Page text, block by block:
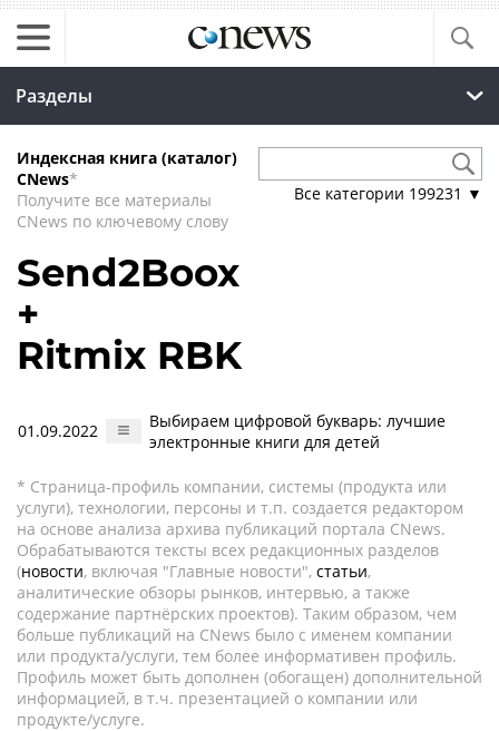
Разделы
Индексная книга (каталог)
CNews*
Получите все материалы
CNews по ключевому слову
Все категории 199231 ▼
Send2Boox
+
Ritmix RBK
01.09.2022
Выбираем цифровой букварь: лучшие
электронные книги для детей
* Страница-профиль компании, системы (продукта или
услуги), технологии, персоны и т.п. создается редактором
на основе анализа архива публикаций портала CNews.
Обрабатываются тексты всех редакционных разделов
(новости, включая "Главные новости", статьи,
аналитические обзоры рынков, интервью, а также
содержание партнёрских проектов). Таким образом, чем
больше публикаций на CNews было с именем компании
или продукта/услуги, тем более информативен профиль.
Профиль может быть дополнен (обогащен) дополнительной
информацией, в т.ч. презентацией о компании или
продукте/услуге.